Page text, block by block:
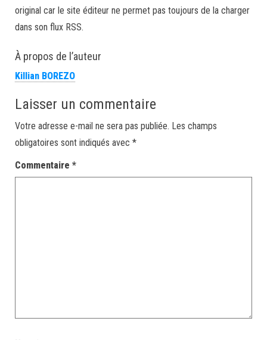
original car le site éditeur ne permet pas toujours de la charger
dans son flux RSS.
À propos de l’auteur
Killian BOREZO
Laisser un commentaire
Votre adresse e-mail ne sera pas publiée. Les champs
obligatoires sont indiqués avec *
Commentaire *